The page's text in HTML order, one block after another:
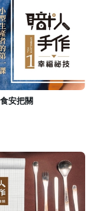
安把關